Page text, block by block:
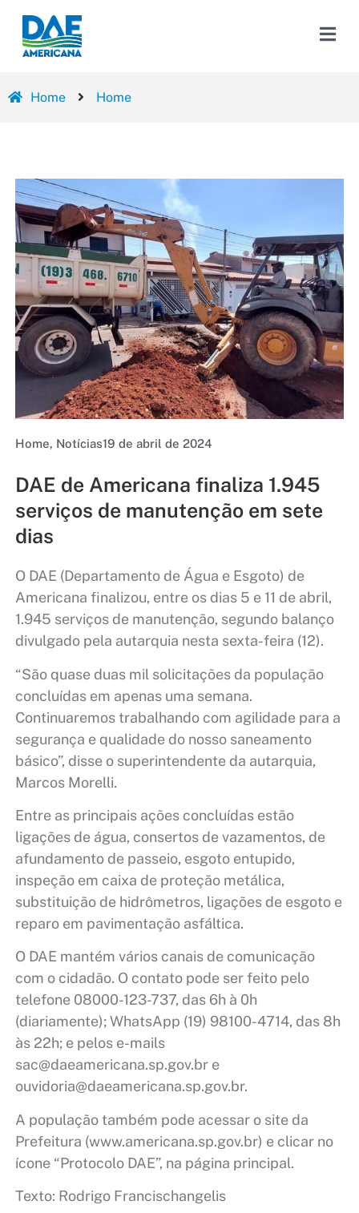
Home Home
Home, Notícias19 de abril de 2024
DAE de Americana finaliza 1.945
serviços de manutenção em sete
dias
O DAE (Departamento de Água e Esgoto) de
Americana finalizou, entre os dias 5 e 11 de abril,
1.945 serviços de manutenção, segundo balanço
divulgado pela autarquia nesta sexta-feira (12).
“São quase duas mil solicitações da população
concluídas em apenas uma semana.
Continuaremos trabalhando com agilidade para a
segurança e qualidade do nosso saneamento
básico”, disse o superintendente da autarquia,
Marcos Morelli.
Entre as principais ações concluídas estão
ligações de água, consertos de vazamentos, de
afundamento de passeio, esgoto entupido,
inspeção em caixa de proteção metálica,
substituição de hidrômetros, ligações de esgoto e
reparo em pavimentação asfáltica.
O DAE mantém vários canais de comunicação
com o cidadão. O contato pode ser feito pelo
telefone 08000-123-737, das 6h à 0h
(diariamente); WhatsApp (19) 98100-4714, das 8h
às 22h; e pelos e-mails
sac@daeamericana.sp.gov.br e
ouvidoria@daeamericana.sp.gov.br.
A população também pode acessar o site da
Prefeitura (www.americana.sp.gov.br) e clicar no
ícone “Protocolo DAE”, na página principal.
Texto: Rodrigo Francischangelis